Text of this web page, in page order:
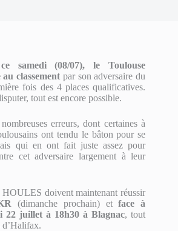
samedi (08/07),
le Toulouse
classement par son adversaire du
fois des 4 places qualificatives.
tout est encore possible.
erreurs, dont certaines à
ont tendu le bâton pour se
qui en ont fait juste assez pour
cet adversaire largement à leur
doivent maintenant réussir
(dimanche prochain) etface à
22 juillet à 18h30 à Blagnac, tout
d’Halifax.